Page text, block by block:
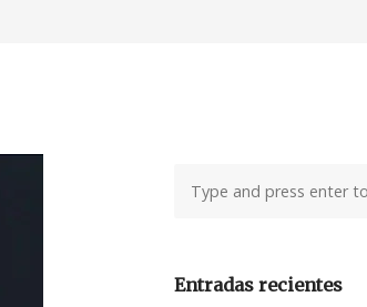
Entradas recientes